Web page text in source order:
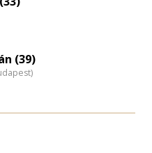
(39)